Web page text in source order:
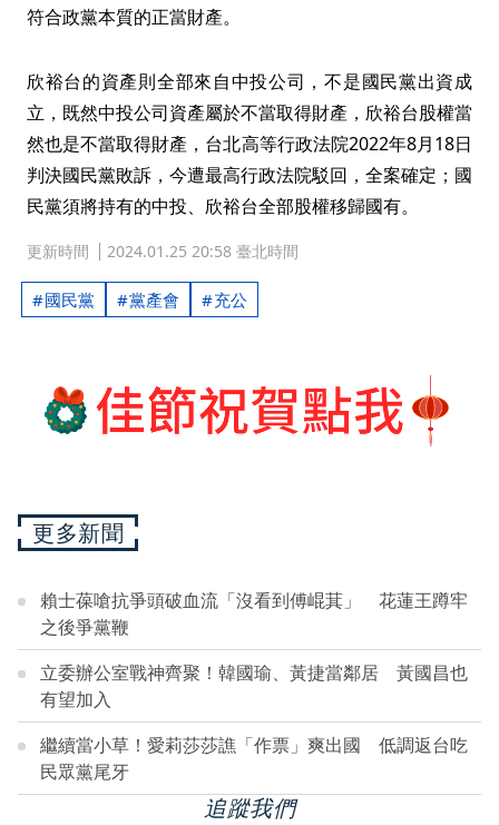
符合政黨本質的正當財產。
欣裕台的資產則全部來自中投公司，不是國民黨出資成
立，既然中投公司資產屬於不當取得財產，欣裕台股權當
然也是不當取得財產，台北高等行政法院2022年8月18日
判決國民黨敗訴，今遭最高行政法院駁回，全案確定；國
民黨須將持有的中投、欣裕台全部股權移歸國有。
更新時間 2024.01.25 20:58 臺北時間
國民黨 黨產會 充公
更多新聞
賴士葆嗆抗爭頭破血流「沒看到傅崐萁」 花蓮王蹲牢
之後爭黨鞭
立委辦公室戰神齊聚！韓國瑜、黃捷當鄰居 黃國昌也
有望加入
繼續當小草！愛莉莎莎譙「作票」爽出國 低調返台吃
民眾黨尾牙
追蹤我們